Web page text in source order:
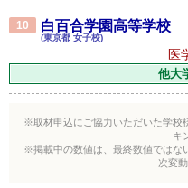
10 白百合学園高等学校
(東京都 女子校)
医
他大
※取材申込にご協力いただいた学校
キ
※掲載中の数値は、最終数値ではな
次変